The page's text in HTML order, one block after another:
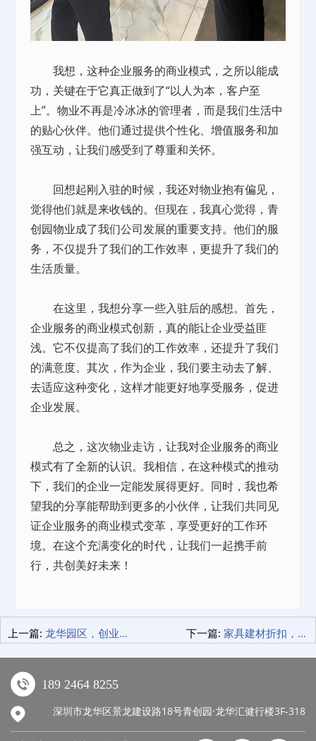
我想，这种企业服务的商业模式，之所以能成
功，关键在于它真正做到了“以人为本，客户至
上”。物业不再是冷冰冰的管理者，而是我们生活中
的贴心伙伴。他们通过提供个性化、增值服务和加
强互动，让我们感受到了尊重和关怀。
回想起刚入驻的时候，我还对物业抱有偏见，
觉得他们就是来收钱的。但现在，我真心觉得，青
创园物业成了我们公司发展的重要支持。他们的服
务，不仅提升了我们的工作效率，更提升了我们的
生活质量。
在这里，我想分享一些入驻后的感想。首先，
企业服务的商业模式创新，真的能让企业受益匪
浅。它不仅提高了我们的工作效率，还提升了我们
的满意度。其次，作为企业，我们要主动去了解、
去适应这种变化，这样才能更好地享受服务，促进
企业发展。
总之，这次物业走访，让我对企业服务的商业
模式有了全新的认识。我相信，在这种模式的推动
下，我们的企业一定能发展得更好。同时，我也希
望我的分享能帮助到更多的小伙伴，让我们共同见
证企业服务的商业模式变革，享受更好的工作环
境。在这个充满变化的时代，让我们一起携手前
行，共创美好未来！
上一篇: 龙华园区，创业故事！ 下一篇: 家具建材折扣，活动季装修超省钱！
189 2464 8255
深圳市龙华区景龙建设路18号青创园·龙华汇健行楼3F-318